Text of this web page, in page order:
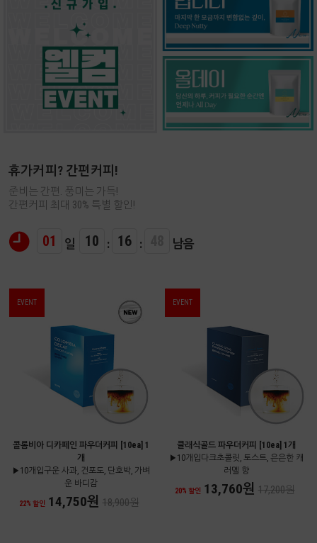
휴가커피? 간편커피!
준비는 간편. 풍미는 가득!
간편커피 최대 30% 특별 할인!
01 일 10 : 16 : 남음
EVENT
콜롬비아 디카페인 파우더커피 [10ea] 1
개
▶10개입구운 사과, 건포도, 단호박, 가벼
운 바디감
22% 할인 14,750원 18,900원
EVENT
클래식골드 파우더커피 [10ea] 1개
▶10개입다크초콜릿, 토스트, 은은한 캐
러멜 향
20% 할인 13,760원 17,200원